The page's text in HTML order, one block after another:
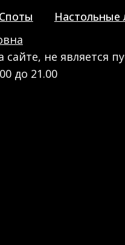
Споты Настольные
не является
до 21.00